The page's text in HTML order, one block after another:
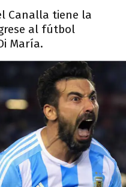
Canalla tiene la
al fútbol
María.